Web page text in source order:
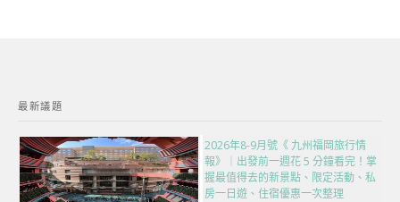
最新議題
2026年8-9月號《 九州福岡旅行情
報》｜出發前一週花 5 分鐘看完！掌
握最值得去的新景點、限定活動、私
房一日遊、住宿優惠一次整理